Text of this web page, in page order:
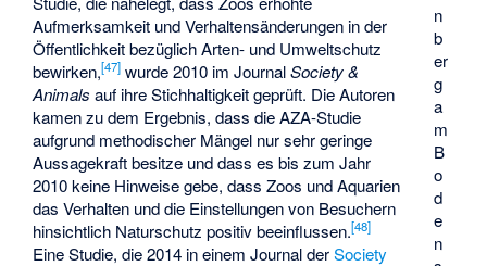
n
b
er
g
a
m
B
o
d
e
n
Aufmerksamkeit und Verhaltensänderungen in der
Öffentlichkeit bezüglich Arten- und Umweltschutz
bewirken,[47] wurde 2010 im JournalSociety &
Animals auf ihre Stichhaltigkeit geprüft. Die Autoren
kamen zu dem Ergebnis, dass die AZA-Studie
aufgrund methodischer Mängel nur sehr geringe
Aussagekraft besitze und dass es bis zum Jahr
2010 keine Hinweise gebe, dass Zoos und Aquarien
das Verhalten und die Einstellungen von Besuchern
hinsichtlich Naturschutz positiv beeinflussen.[48]
Eine Studie, die 2014 in einem Journal derSociety